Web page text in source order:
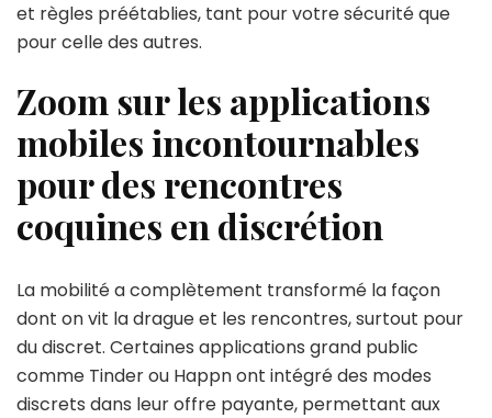
et règles préétablies, tant pour votre sécurité que
pour celle des autres.
Zoom sur les applications
mobiles incontournables
pour des rencontres
coquines en discrétion
La mobilité a complètement transformé la façon
dont on vit la drague et les rencontres, surtout pour
du discret. Certaines applications grand public
comme Tinder ou Happn ont intégré des modes
discrets dans leur offre payante, permettant aux